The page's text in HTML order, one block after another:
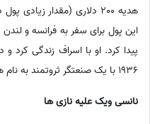
هدیه 200 دلاری (مقدار
این پول برای سفر به فرانسه و لندن
پیدا کرد. او با اسراف زندگی
1936 با یک صنعتگر ثروتمند به نام هنری فیوکا ازدواج کرد.
نانسی ویک علیه نازی ها